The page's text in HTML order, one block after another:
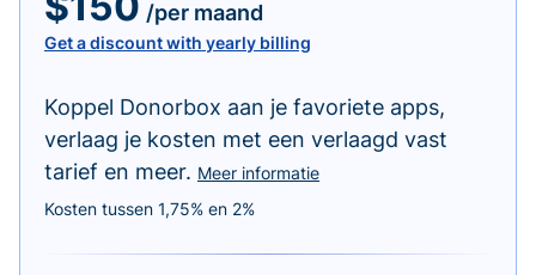
/per maand
Get a discount with yearly billing
Koppel Donorbox aan je favoriete apps,
verlaag je kosten met een verlaagd vast
tarief en meer. Meer informatie
Kosten tussen 1,75% en 2%